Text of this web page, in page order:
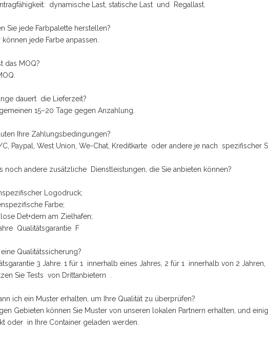
dynamische Last, statische Last und Regallast.
Sie jede Farbpalette herstellen?
können jede Farbe anpassen.
das MOQ?
dauert die Lieferzeit?
15–20 Tage gegen Anzahlung.
Ihre Zahlungsbedingungen?
Paypal, West Union, We-Chat, Kreditkarte oder andere je nach spezifischer
noch andere zusätzliche Dienstleistungen, die Sie anbieten können?
Logodruck;
Farbe;
Det+dem am Zielhafen;
Qualitätsgarantie F
Qualitätssicherung?
3 Jahre. 1 für 1 innerhalb eines Jahres, 2 für 1 innerhalb von 2
Sie Tests von Drittanbietern .
ich ein Muster erhalten, um Ihre Qualität zu überprüfen?
Gebieten können Sie Muster von unseren lokalen Partnern erhalten, und
oder in Ihre Container geladen werden.